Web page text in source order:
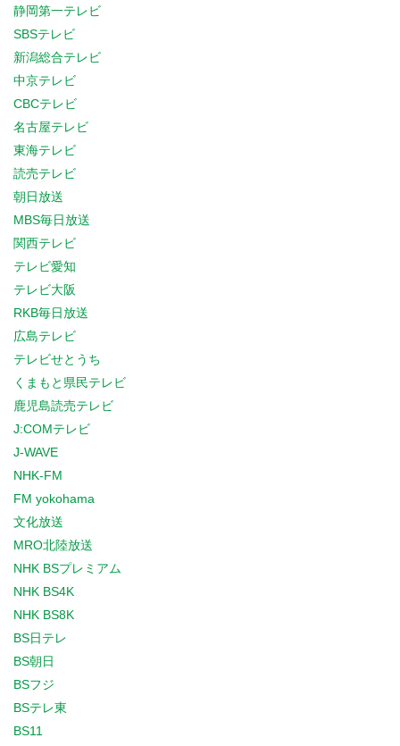
静岡第一テレビ
SBSテレビ
新潟総合テレビ
中京テレビ
CBCテレビ
名古屋テレビ
東海テレビ
読売テレビ
朝日放送
MBS毎日放送
関西テレビ
テレビ愛知
テレビ大阪
RKB毎日放送
広島テレビ
テレビせとうち
くまもと県民テレビ
鹿児島読売テレビ
J:COMテレビ
J-WAVE
NHK-FM
FM yokohama
文化放送
MRO北陸放送
NHK BSプレミアム
NHK BS4K
NHK BS8K
BS日テレ
BS朝日
BSフジ
BSテレ東
BS11